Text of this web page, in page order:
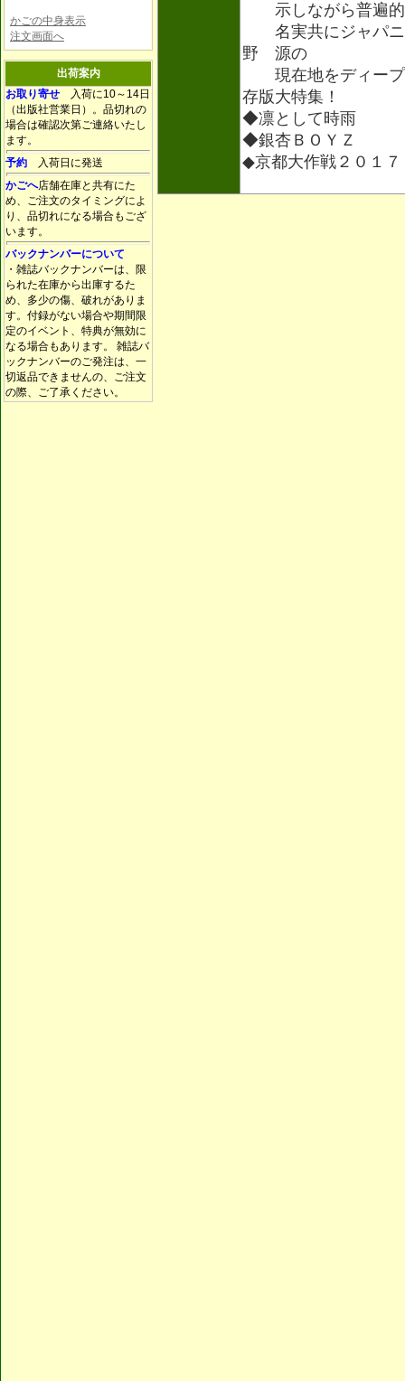
かごの中身表示
注文画面へ
出荷案内
お取り寄せ 入荷に10～14日
（出版社営業日）。品切れの
場合は確認次第ご連絡いたし
ます。
予約 入荷日に発送
かごへ店舗在庫と共有にた
め、ご注文のタイミングによ
り、品切れになる場合もござ
います。
バックナンバーについて
・雑誌バックナンバーは、限
られた在庫から出庫するた
め、多少の傷、破れがありま
す。付録がない場合や期間限
定のイベント、特典が無効に
なる場合もあります。 雑誌バ
ックナンバーのご発注は、一
切返品できませんの、ご注文
の際、ご了承ください。
示しながら普遍的
名実共にジャパニ
野 源の
現在地をディープ
存版大特集！
◆凛として時雨
◆銀杏ＢＯＹＺ
◆京都大作戦２０１７